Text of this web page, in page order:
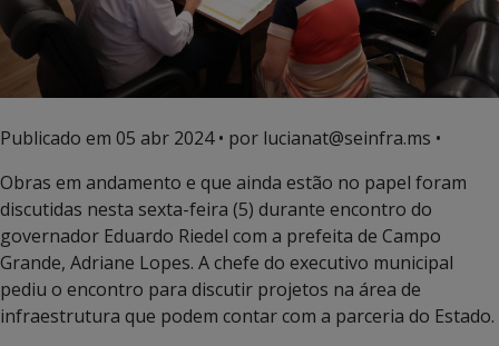
Publicado em 05 abr 2024• por lucianat@seinfra.ms •
Obras em andamento e que ainda estão no papel foram
discutidas nesta sexta-feira (5) durante encontro do
governador Eduardo Riedel com a prefeita de Campo
Grande, Adriane Lopes. A chefe do executivo municipal
pediu o encontro para discutir projetos na área de
infraestrutura que podem contar com a parceria do Estado.